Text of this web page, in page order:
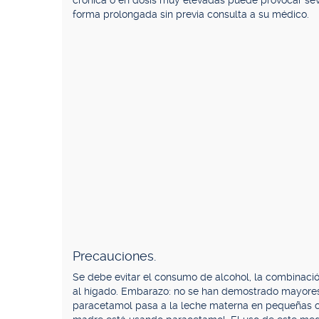
forma prolongada sin previa consulta a su médico.
Precauciones.
Se debe evitar el consumo de alcohol, la
al hígado. Embarazo: no se han demostrado
paracetamol pasa a la leche materna en